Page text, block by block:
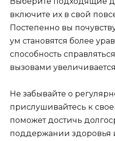
включите их в свой
Постепенно вы
ум становятся более
способность
вызовами
Не забывайте о
прислушивайтесь к
поможет достичь
поддержании здоровья